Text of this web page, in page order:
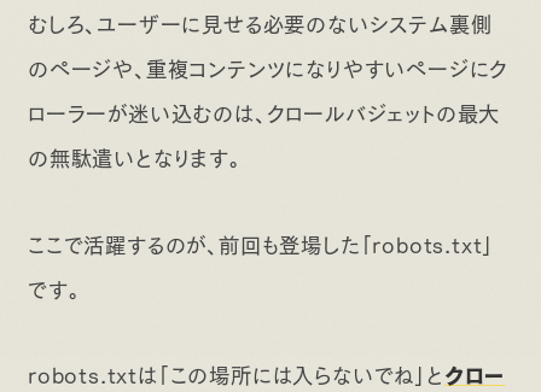
むしろ、ユーザーに見せる必要のないシステム裏側
のページや、重複コンテンツになりやすいページにク
ローラーが迷い込むのは、クロールバジェットの最大
の無駄遣いとなります。
ここで活躍するのが、前回も登場した「robots.txt」
です。
robots.txtは「この場所には入らないでね」とクロー